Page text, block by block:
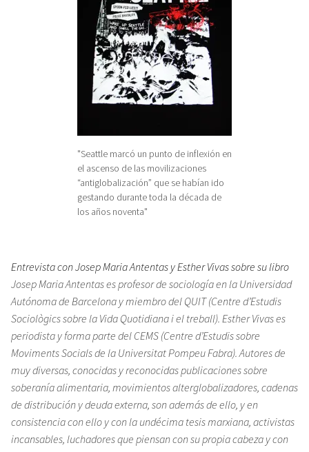
"Seattle marcó un punto de inflexión en
el ascenso de las movilizaciones
“antiglobalización” que se habían ido
gestando durante toda la década de
los años noventa"
Entrevista con Josep Maria Antentas y Esther Vivas sobre su libro
Josep Maria Antentas es profesor de sociología en la Universidad
Autónoma de Barcelona y miembro del QUIT (Centre d’Estudis
Sociològics sobre la Vida Quotidiana i el treball). Esther Vivas es
periodista y forma parte del CEMS (Centre d’Estudis sobre
Moviments Socials de la Universitat Pompeu Fabra). Autores de
muy diversas, conocidas y reconocidas publicaciones sobre
soberanía alimentaria, movimientos alterglobalizadores, cadenas
de distribución y deuda externa, son además de ello, y en
consistencia con ello y con la undécima tesis marxiana, activistas
incansables, luchadores que piensan con su propia cabeza y con